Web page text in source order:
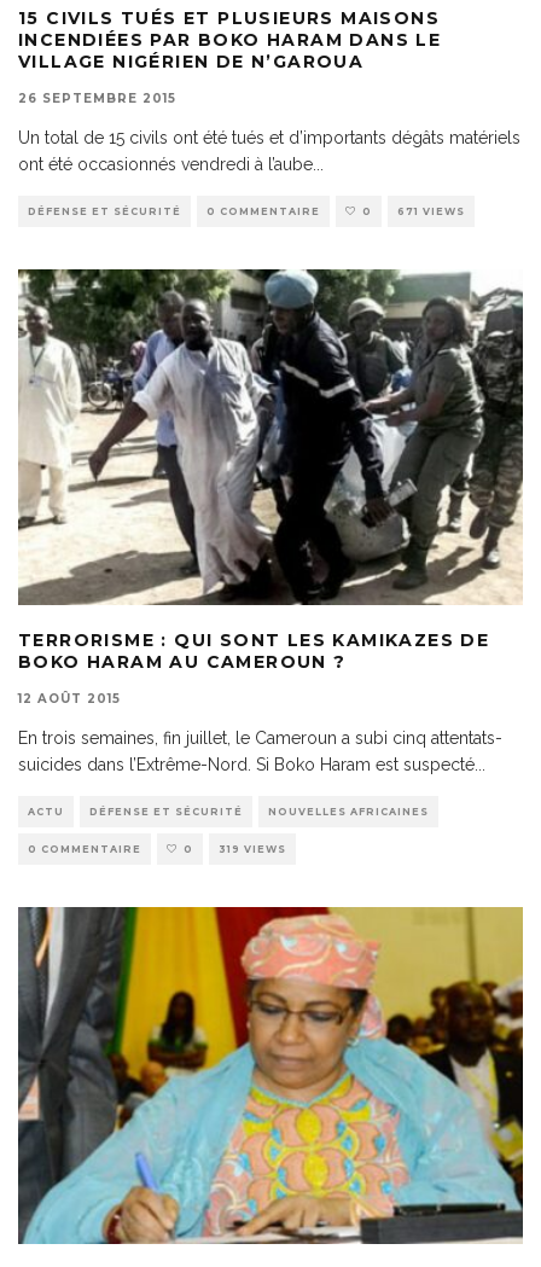
15 CIVILS TUÉS ET PLUSIEURS MAISONS
INCENDIÉES PAR BOKO HARAM DANS LE
VILLAGE NIGÉRIEN DE N’GAROUA
26 SEPTEMBRE 2015
Un total de 15 civils ont été tués et d’importants dégâts matériels
ont été occasionnés vendredi à l’aube
DÉFENSE ET SÉCURITÉ 0 COMMENTAIRE 0 671 VIEWS
TERRORISME : QUI SONT LES KAMIKAZES DE
BOKO HARAM AU CAMEROUN ?
12 AOÛT 2015
En trois semaines, fin juillet, le Cameroun a subi cinq attentats-
suicides dans l’Extrême-Nord. Si Boko Haram est suspecté...
ACTU DÉFENSE ET SÉCURITÉ NOUVELLES AFRICAINES
0 COMMENTAIRE 0 319 VIEWS